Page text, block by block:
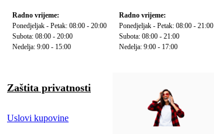
Radno vrijeme:
Ponedjeljak - Petak: 08:00 - 20:00
Subota: 08:00 - 20:00
Nedelja: 9:00 - 15:00
Radno vrijeme:
Ponedjeljak - Petak: 08:00 - 21:00
Subota: 08:00 - 21:00
Nedelja: 9:00 - 17:00
Zaštita privatnosti
Uslovi kupovine